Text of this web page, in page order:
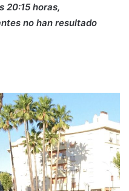
20:15 horas,
no han resultado